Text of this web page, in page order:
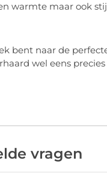
warmte maar ook
bent naar de
wel eens
vragen